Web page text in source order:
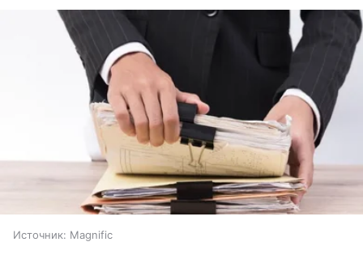
Источник: Magnific